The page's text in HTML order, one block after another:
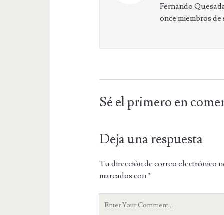
Fernando
once miembros
Sé el primero en
Deja una respuesta
Tu dirección de correo electrónico
marcados con*
Y